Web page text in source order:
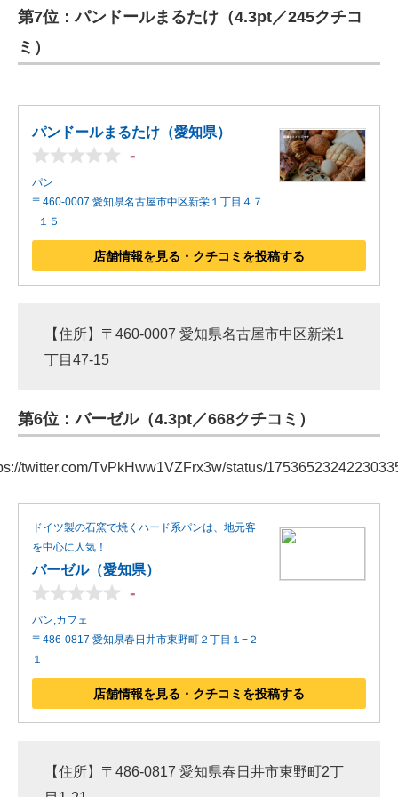
第7位：パンドールまるたけ（4.3pt／245クチコ
ミ）
パンドールまるたけ（愛知県）
-
パン
〒460-0007 愛知県名古屋市中区新栄１丁目４７
−１５
店舗情報を見る・クチコミを投稿する
【住所】〒460-0007 愛知県名古屋市中区新栄1
丁目47-15
第6位：バーゼル（4.3pt／668クチコミ）
twitter.com/TvPkHww1VZFrx3w/status/
ドイツ製の石窯で焼くハード系パンは、地元客
を中心に人気！
バーゼル（愛知県）
-
パン,カフェ
〒486-0817 愛知県春日井市東野町２丁目１−２
１
店舗情報を見る・クチコミを投稿する
【住所】〒486-0817 愛知県春日井市東野町2丁